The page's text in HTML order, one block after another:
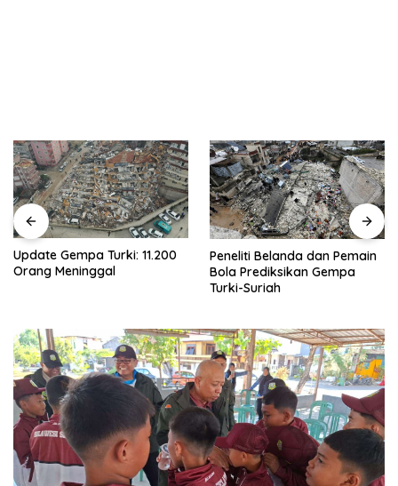
Update Gempa Turki: 11.200
Orang Meninggal
Peneliti Belanda dan Pemain
Bola Prediksikan Gempa
Turki-Suriah